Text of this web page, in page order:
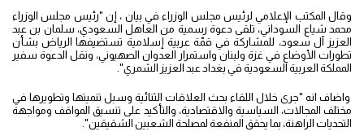
وقال المكتب الإعلامي لرئيس مجلس الوزراء في بيان ، إن "رئيس مجلس الوزراء
محمد شياع السوداني، تلقى دعوة رسمية من العاهل السعودي، سلمان بن عبد
العزيز آل سعود، للمشاركة في قمّة عربية إسلامية تستضيفها الرياض بشأن
تطورات الأوضاع في غزة ولبنان واستمرار العدوان الصهيوني، ونقل الدعوة سفير
المملكة العربية السعودية في بغداد عبد العزيز الشمري".
واضاف انه "جرى خلال اللقاء بحث العلاقات الثنائية وسبل تنميتها وتطويرها في
مختلف المجالات، السياسية والاقتصادية، والتأكيد على تنسيق المواقف ومواجهة
التحديات الراهنة، بما يحقق المنفعة لمصلحة الشعبين الشقيقين".